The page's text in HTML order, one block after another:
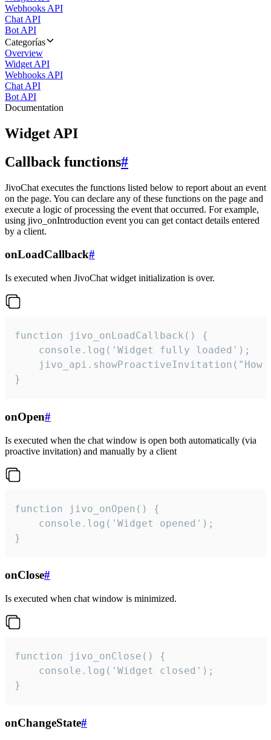
Webhooks API
Chat API
Bot API
Categorías
Overview
Widget API
Webhooks API
Chat API
Bot API
Documentation
Widget API
Callback functions#
JivoChat executes the functions listed below to report about an event
on the page. You can declare any of these functions on the page and
execute a logic of processing the event that occurred. For example,
using jivo_onIntroduction event you can get contact details entered
by a client.
onLoadCallback#
Is executed when JivoChat widget initialization is over.
function jivo_onLoadCallback() {
    console.log('Widget fully loaded');
jivo_api.showProactiveInvitation("How
}
onOpen#
Is executed when the chat window is open both automatically (via
proactive invitation) and manually by a client
function jivo_onOpen() {
    console.log('Widget opened');
}
onClose#
Is executed when chat window is minimized.
function jivo_onClose() {
    console.log('Widget closed');
}
onChangeState#